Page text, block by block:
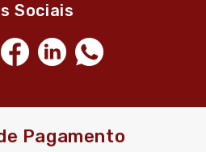
Sociais
Pagamento